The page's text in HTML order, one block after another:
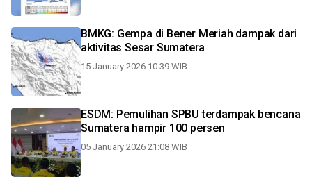
BMKG: Gempa di Bener Meriah dampak dari
aktivitas Sesar Sumatera
15 January 2026 10:39 WIB
ESDM: Pemulihan SPBU terdampak bencana
Sumatera hampir 100 persen
05 January 2026 21:08 WIB